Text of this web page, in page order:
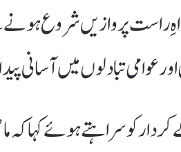
براہِ راست پروازیں شروع
عوامی تبادلوں میں آسانی
کو سراہتے ہوئے کہا کہ